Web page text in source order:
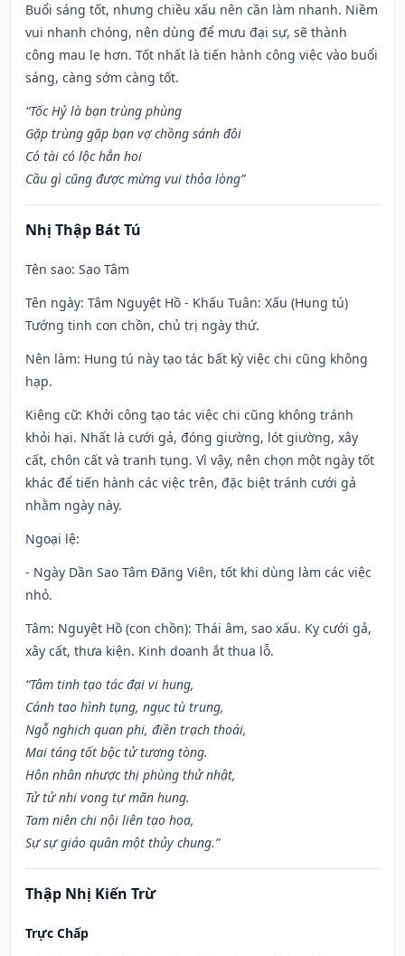
Buổi sáng tốt, nhưng chiều xấu nên cần làm nhanh. Niềm
vui nhanh chóng, nên dùng để mưu đại sự, sẽ thành
công mau lẹ hơn. Tốt nhất là tiến hành công việc vào buổi
sáng, càng sớm càng tốt.
“Tốc Hỷ là bạn trùng phùng
Gặp trùng gặp bạn vợ chồng sánh đôi
Có tài có lộc hẳn hoi
Cầu gì cũng được mừng vui thỏa lòng”
Nhị Thập Bát Tú
Tên sao: Sao Tâm
Tên ngày: Tâm Nguyệt Hồ - Khấu Tuân: Xấu (Hung tú)
Tướng tinh con chồn, chủ trị ngày thứ.
Nên làm: Hung tú này tạo tác bất kỳ việc chi cũng không
hạp.
Kiêng cữ: Khởi công tạo tác việc chi cũng không tránh
khỏi hại. Nhất là cưới gả, đóng giường, lót giường, xây
cất, chôn cất và tranh tụng. Vì vậy, nên chọn một ngày tốt
khác để tiến hành các việc trên, đặc biệt tránh cưới gả
nhằm ngày này.
Ngoại lệ:
- Ngày Dần Sao Tâm Đăng Viên, tốt khi dùng làm các việc
nhỏ.
Tâm: Nguyệt Hồ (con chồn): Thái âm, sao xấu. Kỵ cưới gả,
xây cất, thưa kiện. Kinh doanh ắt thua lỗ.
“Tâm tinh tạo tác đại vi hung,
Cánh tao hình tụng, ngục tù trung,
Ngỗ nghịch quan phi, điền trạch thoái,
Mai táng tốt bộc tử tương tòng.
Hôn nhân nhược thị phùng thử nhật,
Tử tử nhi vong tự mãn hung.
Tam niên chi nội liên tạo họa,
Sự sự giáo quân một thủy chung.”
Thập Nhị Kiến Trừ
Trực Chấp